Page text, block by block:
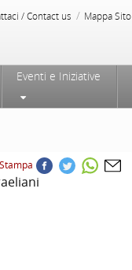
/ Contact us / Mappa Sito
Eventi e Iniziative
Stampa